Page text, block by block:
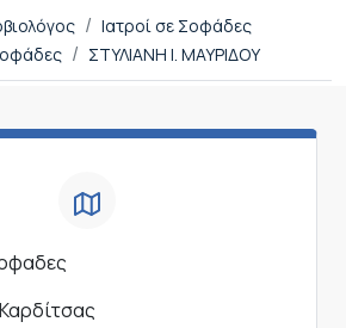
Ιατροί σε Σοφάδες
ΣΤΥΛΙΑΝΗ Ι. ΜΑΥΡΙΔΟΥ